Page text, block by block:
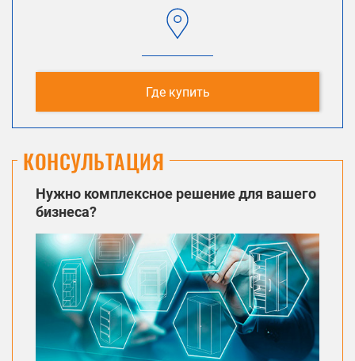
Где купить
КОНСУЛЬТАЦИЯ
Нужно комплексное решение для вашего
бизнеса?